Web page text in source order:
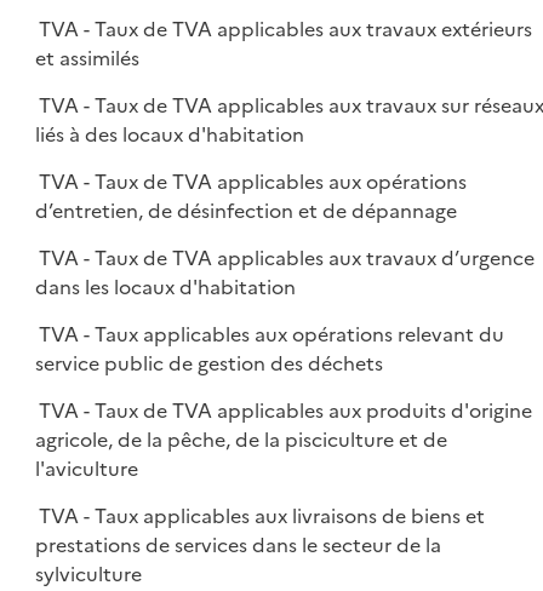
TVA - Taux de TVA applicables aux travaux extérieurs
et assimilés
TVA - Taux de TVA applicables aux travaux sur
liés à des locaux d'habitation
TVA - Taux de TVA applicables aux opérations
d’entretien, de désinfection et de dépannage
TVA - Taux de TVA applicables aux travaux d’urgence
dans les locaux d'habitation
TVA - Taux applicables aux opérations relevant du
service public de gestion des déchets
TVA - Taux de TVA applicables aux produits d'origine
agricole, de la pêche, de la pisciculture et de
l'aviculture
TVA - Taux applicables aux livraisons de biens et
prestations de services dans le secteur de la
sylviculture